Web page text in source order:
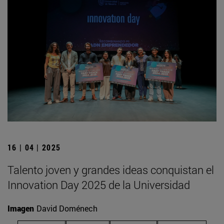
16 | 04 | 2025
Talento joven y grandes ideas conquistan el
Innovation Day 2025 de la Universidad
Imagen David Doménech